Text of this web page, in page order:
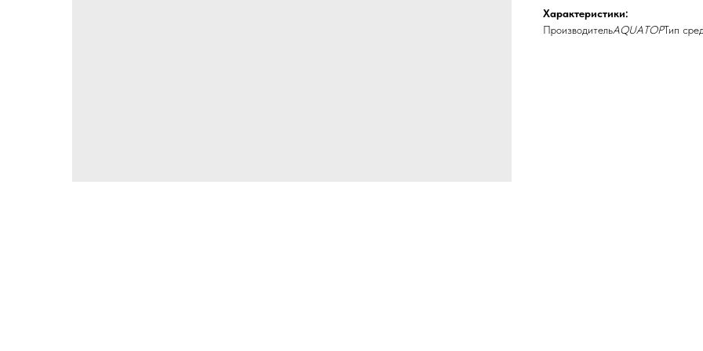
Характеристики:
ПроизводительAQUATOPТип